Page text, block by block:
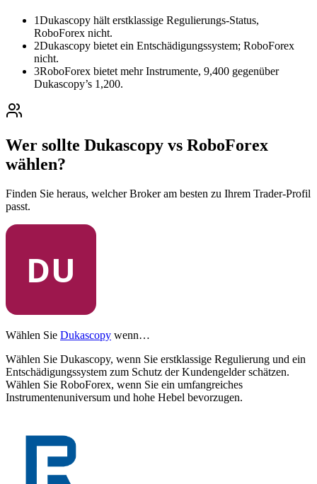
1Dukascopy hält erstklassige Regulierungs-Status,
RoboForex nicht.
2Dukascopy bietet ein Entschädigungssystem; RoboForex
nicht.
3RoboForex bietet mehr Instrumente, 9,400 gegenüber
Dukascopy’s 1,200.
Wer sollte Dukascopy vs RoboForex
wählen?
Finden Sie heraus, welcher Broker am besten zu Ihrem Trader-Profil
passt.
Wählen Sie Dukascopy wenn…
Wählen Sie Dukascopy, wenn Sie erstklassige Regulierung und ein
Entschädigungssystem zum Schutz der Kundengelder schätzen.
Wählen Sie RoboForex, wenn Sie ein umfangreiches
Instrumentenuniversum und hohe Hebel bevorzugen.